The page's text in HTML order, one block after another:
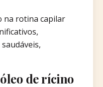
na rotina capilar
de rícino